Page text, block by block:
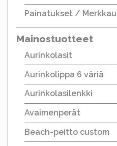
Painatukset /
Mainostuotteet
Aurinkolasit
Aurinkolippa 6 väriä
Aurinkolasilenkki
Avaimenperät
Beach-peitto custom